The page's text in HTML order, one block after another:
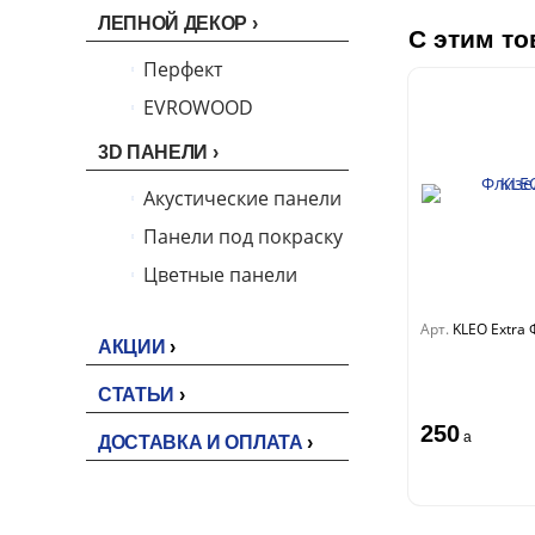
ЛЕПНОЙ ДЕКОР
Перфект
EVROWOOD
3D ПАНЕЛИ
Акустические панели
Панели под покраску
Цветные панели
АКЦИИ
СТАТЬИ
ДОСТАВКА И ОПЛАТА
С этим
Арт. KLEO
250 a